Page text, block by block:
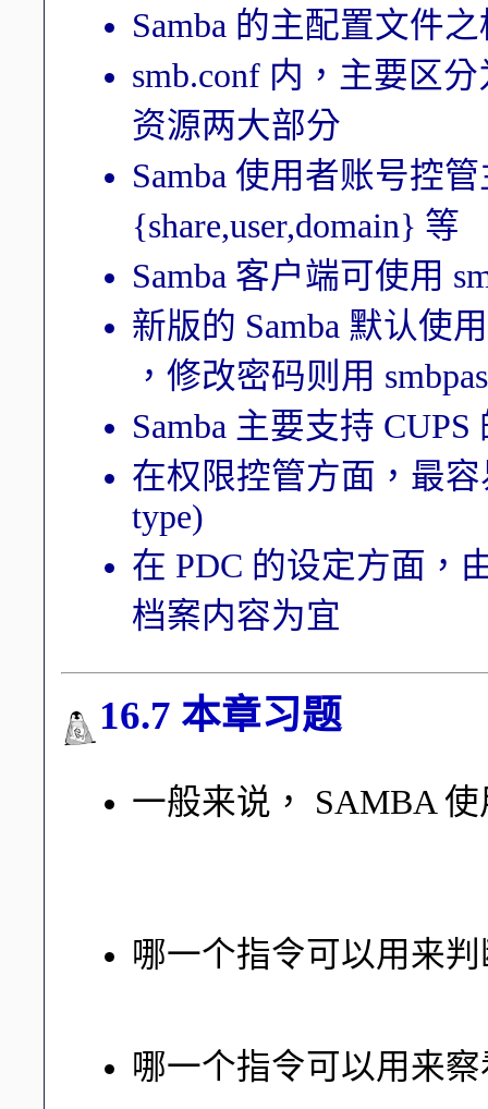
Samba 的主配置文件
smb.conf 内，主要区
资源两大部分
Samba 使用者账号控
{share,user,domain} 等
Samba 客户端可使用
新版的 Samba 默认使
，修改密码则用
Samba 主要支持
在权限控管方面，最
type)
在 PDC 的设定方面，
档案内容为宜
16.7 本章习题
一般来说， SAMBA
哪一个指令可以用来
哪一个指令可以用来